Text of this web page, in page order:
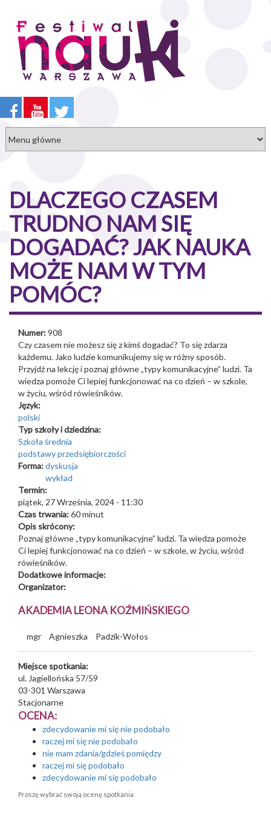
treści
DLACZEGO CZASEM
TRUDNO NAM SIĘ
DOGADAĆ? JAK NAUKA
MOŻE NAM W TYM
POMÓC?
Numer:908
Czy czasem nie możesz się z kimś dogadać? To się zdarza
każdemu. Jako ludzie komunikujemy się w różny sposób.
Przyjdź na lekcję i poznaj główne „typy komunikacyjne” ludzi. Ta
wiedza pomoże Ci lepiej funkcjonować na co dzień – w szkole,
w życiu, wśród rówieśników.
Język:
polski
Typ szkoły i dziedzina:
Szkoła średnia
podstawy przedsiębiorczości
Forma:dyskusja
wykład
Termin:
piątek, 27 Września, 2024 - 11:30
Czas trwania:60 minut
Opis skrócony:
Poznaj główne „typy komunikacyjne” ludzi. Ta wiedza pomoże
Ci lepiej funkcjonować na co dzień – w szkole, w życiu, wśród
rówieśników.
Dodatkowe informacje:
Organizator:
AKADEMIA LEONA KOŹMIŃSKIEGO
mgr Agnieszka Padzik-Wołos
Miejsce spotkania:
ul. Jagiellońska 57/59
03-301 Warszawa
Stacjonarne
OCENA:
zdecydowanie mi się nie podobało
raczej mi się nie podobało
nie mam zdania/gdzieś pomiędzy
raczej mi się podobało
zdecydowanie mi się podobało
Proszę wybrać swoją ocenę spotkania